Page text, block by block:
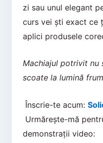
zi sau unul elegant
curs vei ști exact ce
aplici produsele
Machiajul potrivit nu
scoate la lumină
Înscrie-te acum:
Urmărește-mă
demonstrații video: